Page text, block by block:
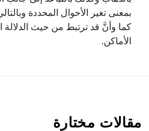
بمعنى تغير الأحوال المحددة
كما وأنَّ قد ترتبط من حيث الدلالة
الأماكن.
مقالات مختارة